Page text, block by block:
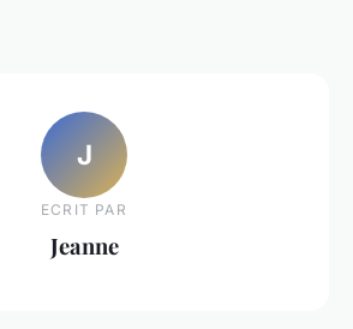
J
ECRIT PAR
Jeanne